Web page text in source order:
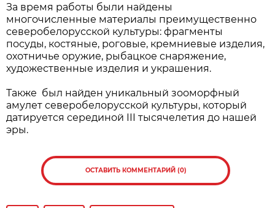
За время работы были найдены
многочисленные материалы преимущественно
северобелорусской культуры: фрагменты
посуды, костяные, роговые, кремниевые изделия,
охотничье оружие, рыбацкое снаряжение,
художественные изделия и украшения.
Также был найден уникальный зооморфный
амулет северобелорусской культуры, который
датируется серединой III тысячелетия до нашей
эры.
ОСТАВИТЬ КОММЕНТАРИЙ (0)